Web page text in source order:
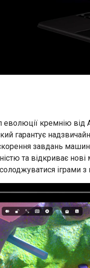
еволюції кремнію
гарантує
завдань
та відкриває
іграми